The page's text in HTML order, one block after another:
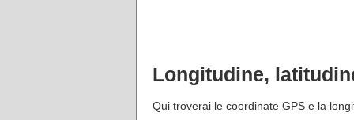
Longitudine,
Qui troverai le coordinate GPS e la